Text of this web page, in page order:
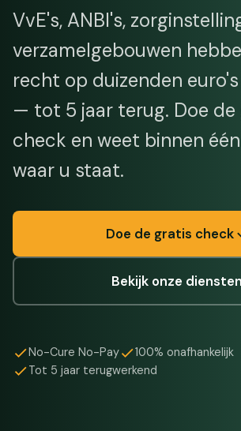
VvE's, ANBI's,
verzamelgebouwen
recht op duizenden
— tot 5 jaar terug. Doe de
check en weet binnen
waar u staat.
Doe de gratis check
Bekijk onze diensten
No-Cure No-Pay
100% onafhankelijk
Tot 5 jaar terugwerkend